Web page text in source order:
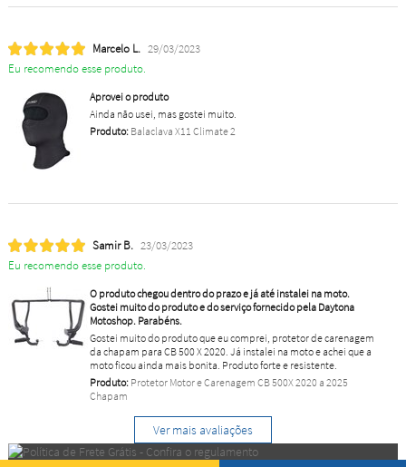
Marcelo L. 29/03/2023
Eu recomendo esse produto.
Aprovei o produto
Ainda não usei, mas gostei muito.
Produto:Balaclava X11 Climate 2
Samir B. 23/03/2023
Eu recomendo esse produto.
O produto chegou dentro do prazo e já até instalei na moto.
Gostei muito do produto e do serviço fornecido pela Daytona
Motoshop. Parabéns.
Gostei muito do produto que eu comprei, protetor de carenagem
da chapam para CB 500 X 2020. Já instalei na moto e achei que a
moto ficou ainda mais bonita. Produto forte e resistente.
Produto:Protetor Motor e Carenagem CB 500X 2020 a 2025
Chapam
Ver mais avaliações